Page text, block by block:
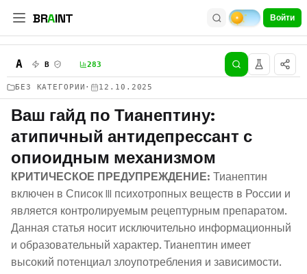
BRAINT Войти
A B 283
БЕЗ КАТЕГОРИИ · 12.10.2025
Ваш гайд по Тианептину:
атипичный антидепрессант с
опиоидным механизмом
КРИТИЧЕСКОЕ ПРЕДУПРЕЖДЕНИЕ: Тианептин
включен в Список III психотропных веществ в России и
является контролируемым рецептурным препаратом.
Данная статья носит исключительно информационный
и образовательный характер. Тианептин имеет
высокий потенциал злоупотребления и зависимости.